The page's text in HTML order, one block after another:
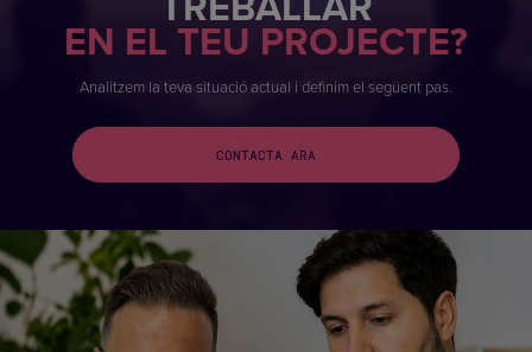
EN EL TEU PROJECTE?
Analitzem la teva situació actual i definim el següent pas.
CONTACTA ARA